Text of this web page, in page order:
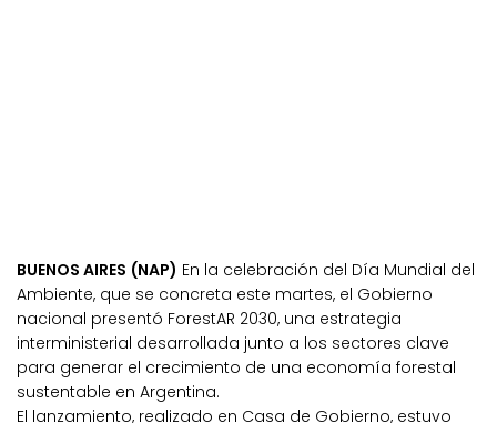
BUENOS AIRES (NAP) En la celebración del Día Mundial del
Ambiente, que se concreta este martes, el Gobierno
nacional presentó ForestAR 2030, una estrategia
interministerial desarrollada junto a los sectores clave
para generar el crecimiento de una economía forestal
sustentable en Argentina.
El lanzamiento, realizado en Casa de Gobierno, estuvo